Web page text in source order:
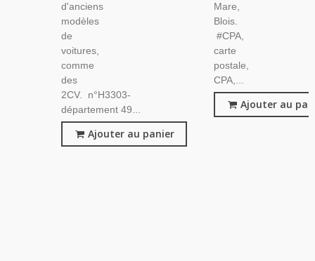
d'anciens
modèles
de
voitures,
comme
des
2CV. n°H3303-
département 49...
Ajouter au panier
Mare,
Blois.
#CPA,
carte
postale,
CPA,...
Ajouter au